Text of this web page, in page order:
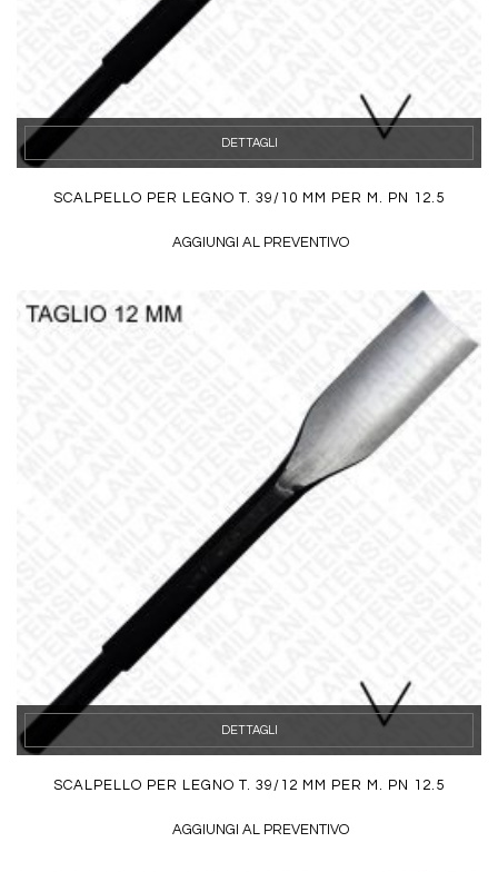
DETTAGLI
SCALPELLO PER LEGNO T. 39/10 MM PER M. PN 12.5
AGGIUNGI AL PREVENTIVO
DETTAGLI
SCALPELLO PER LEGNO T. 39/12 MM PER M. PN 12.5
AGGIUNGI AL PREVENTIVO